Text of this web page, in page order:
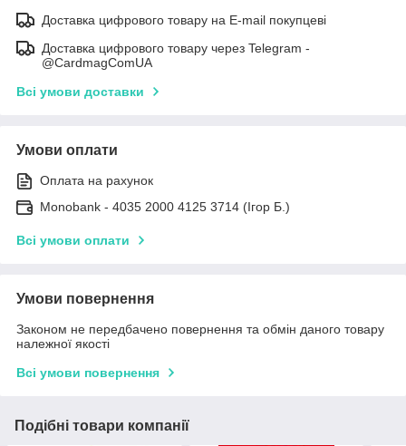
Доставка цифрового товару на E-mail покупцеві
Доставка цифрового товару через Telegram -
@CardmagComUA
Всі умови доставки
Умови оплати
Оплата на рахунок
Monobank - 4035 2000 4125 3714 (Ігор Б.)
Всі умови оплати
Умови повернення
Законом не передбачено повернення та обмін даного товару
належної якості
Всі умови повернення
Подібні товари компанії